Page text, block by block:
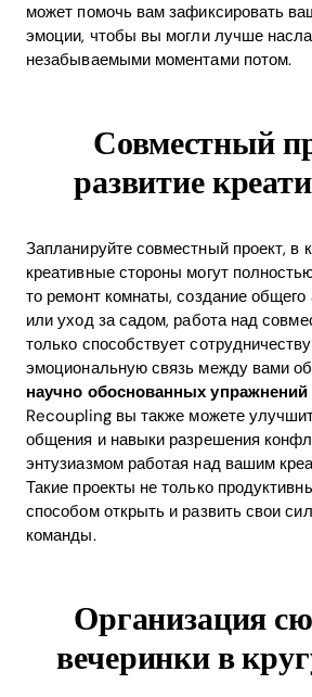
может помочь вам зафиксировать
эмоции, чтобы вы могли лучше
незабываемыми моментами потом.
Совместный
развитие
Запланируйте совместный проект, в
креативные стороны могут
то ремонт комнаты, создание
или уход за садом, работа над
только способствует
эмоциональную связь между вами
научно обоснованных упражнений
Recoupling вы также можете
общения и навыки разрешения
энтузиазмом работая над вашим
Такие проекты не только
способом открыть и развить свои
команды.
Организация
вечеринки в